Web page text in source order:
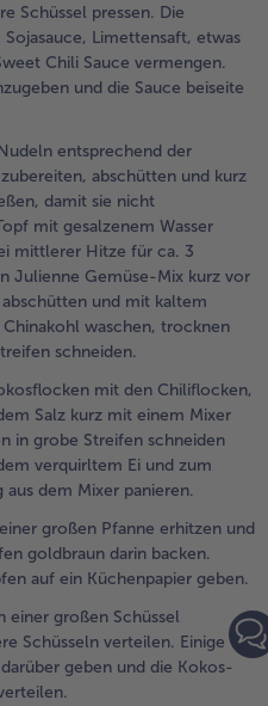
Schüssel pressen. Die
Limettensaft, etwas
Chili Sauce vermengen.
und die Sauce beiseite
entsprechend der
abschütten und kurz
damit sie nicht
mit gesalzenem Wasser
mittlerer Hitze für ca. 3
Julienne Gemüse-Mix kurz vor
und mit kaltem
waschen, trocknen
schneiden.
mit den Chiliflocken,
Salz kurz mit einem Mixer
in grobe Streifen schneiden
verquirltem Ei und zum
aus dem Mixer panieren.
großen Pfanne erhitzen und
goldbraun darin backen.
auf ein Küchenpapier geben.
einer großen Schüssel
Schüsseln verteilen. Einige
geben und die Kokos-